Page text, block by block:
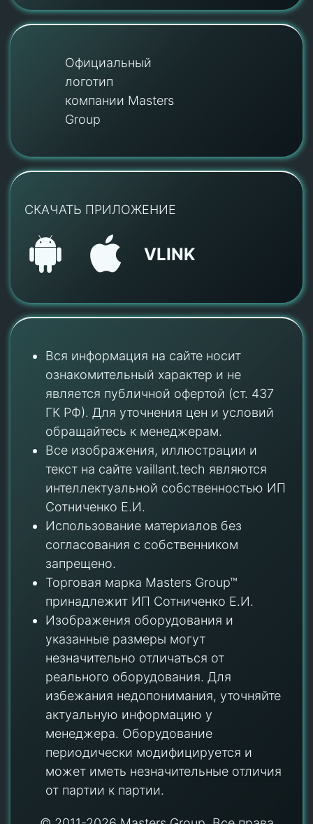
Официальный
логотип
компании Masters
Group
СКАЧАТЬ ПРИЛОЖЕНИЕ
VLINK
Вся информация на сайте носит
ознакомительный характер и не
является публичной офертой (ст. 437
ГК РФ). Для уточнения цен и условий
обращайтесь к менеджерам.
Все изображения, иллюстрации и
текст на сайте vaillant.tech являются
интеллектуальной собственностью ИП
Сотниченко Е.И.
Использование материалов без
согласования с собственником
запрещено.
Торговая марка Masters Group™
принадлежит ИП Сотниченко Е.И.
Изображения оборудования и
указанные размеры могут
незначительно отличаться от
реального оборудования. Для
избежания недопонимания, уточняйте
актуальную информацию у
менеджера. Оборудование
периодически модифицируется и
может иметь незначительные отличия
от партии к партии.